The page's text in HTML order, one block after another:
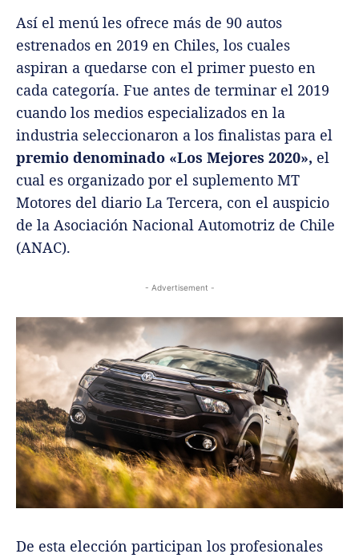
Así el menú les ofrece más de 90 autos
estrenados en 2019 en Chiles, los cuales
aspiran a quedarse con el primer puesto en
cada categoría. Fue antes de terminar el 2019
cuando los medios especializados en la
industria seleccionaron a los finalistas para el
premio denominado «Los Mejores 2020», el
cual es organizado por el suplemento MT
Motores del diario La Tercera, con el auspicio
de la Asociación Nacional Automotriz de Chile
(ANAC).
- Advertisement -
De esta elección participan los profesionales